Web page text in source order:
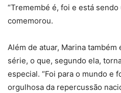
“Tremembé é, foi e está sendo
comemorou.
Além de atuar, Marina
série, o que, segundo ela,
especial. “Foi para o mundo e
orgulhosa da repercussão